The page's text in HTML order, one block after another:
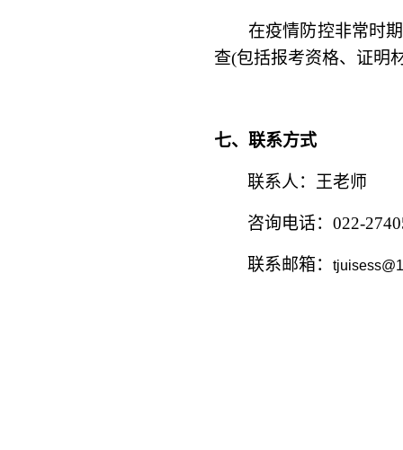
在疫情防控非常时
查(包括报考资格、证明
七、联系方式
联系人：王老师
咨询电话： 022-
联系邮箱：